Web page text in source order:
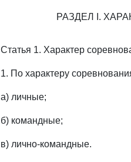
РАЗДЕЛ I.
Статья 1. Характер
1. По характеру
а) личные;
б) командные;
в) лично-командные.